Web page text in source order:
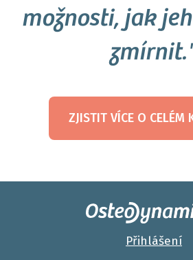
možnosti, jak
ZJISTIT VÍCE O CELÉM
Přihlášení